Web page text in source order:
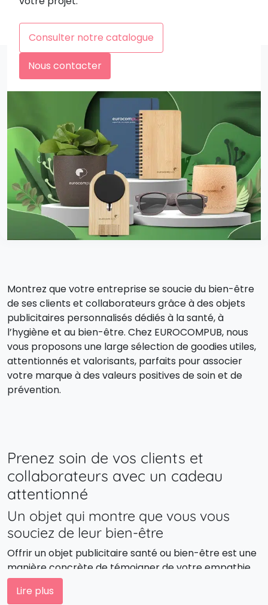
Consulter notre catalogue
Nous contacter
Montrez que votre entreprise se soucie du bien-être
de ses clients et collaborateurs grâce à des objets
publicitaires personnalisés dédiés à la santé, à
l’hygiène et au bien-être. Chez EUROCOMPUB, nous
vous proposons une large sélection de goodies utiles,
attentionnés et valorisants, parfaits pour associer
votre marque à des valeurs positives de soin et de
prévention.
Prenez soin de vos clients et
collaborateurs avec un cadeau
attentionné
Un objet qui montre que vous vous
souciez de leur bien-être
Offrir un objet publicitaire santé ou bien-être est une
manière concrète de témoigner de votre empathie
et de votre engagement envers la santé. C’est un
geste simple, mais significatif, qui renforce la relation
Lire plus